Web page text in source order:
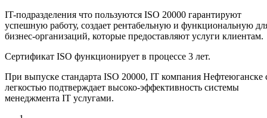
IT-подразделения что пользуются ISO 20000 гарантируют
успешную работу, создает рентабельную и функциональную
бизнес-организаций, которые предоставляют услуги клиентам.
Сертификат ISO функционирует в процессе 3 лет.
При выпуске стандарта ISO 20000, IT компания Нефтеюганске
легкостью подтверждает высоко-эффективность системы
менеджмента IT услугами.